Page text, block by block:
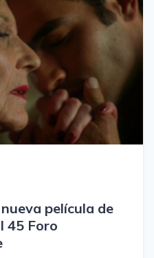
película de
45 Foro